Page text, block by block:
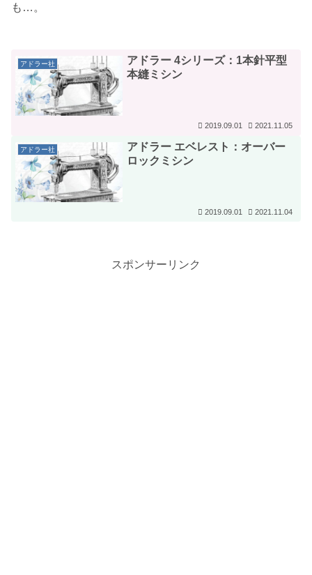
も…。
アドラー社
アドラー 4シリーズ：1本針平型
本縫ミシン
2019.09.01 2021.11.05
アドラー社
アドラー エベレスト：オーバー
ロックミシン
2019.09.01 2021.11.04
スポンサーリンク